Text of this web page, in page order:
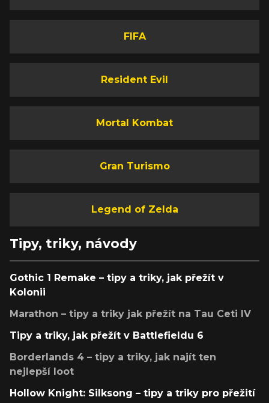
FIFA
Resident Evil
Mortal Kombat
Gran Turismo
Legend of Zelda
Tipy, triky, návody
Gothic 1 Remake – tipy a triky, jak přežít v
Kolonii
Marathon – tipy a triky jak přežít na Tau Ceti IV
Tipy a triky, jak přežít v Battlefieldu 6
Borderlands 4 – tipy a triky, jak najít ten
nejlepší loot
Hollow Knight: Silksong – tipy a triky pro přežití